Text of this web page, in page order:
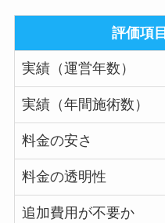
評価項目
実績（運営年数）
実績（年間施術数）
料金の安さ
料金の透明性
追加費用が不要か